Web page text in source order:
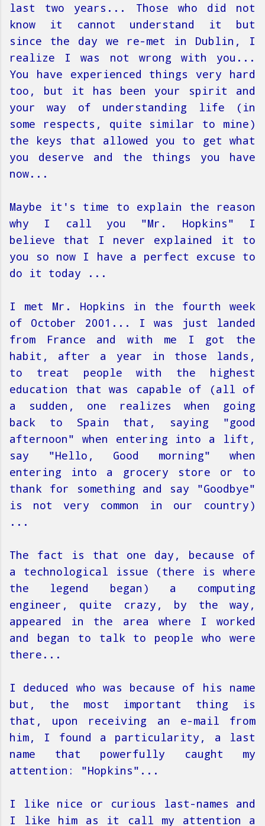
last two years... Those who did not
know it cannot understand it but
since the day we re-met in Dublin, I
realize I was not wrong with you...
You have experienced things very hard
too, but it has been your spirit and
your way of understanding life (in
some respects, quite similar to mine)
the keys that allowed you to get what
you deserve and the things you have
now...
Maybe it's time to explain the reason
why I call you "Mr. Hopkins" I
believe that I never explained it to
you so now I have a perfect excuse to
do it today ...
I met Mr. Hopkins in the fourth week
of October 2001... I was just landed
from France and with me I got the
habit, after a year in those lands,
to treat people with the highest
education that was capable of (all of
a sudden, one realizes when going
back to Spain that, saying "good
afternoon" when entering into a lift,
say "Hello, Good morning" when
entering into a grocery store or to
thank for something and say "Goodbye"
is not very common in our country)
...
The fact is that one day, because of
a technological issue (there is where
the legend began) a computing
engineer, quite crazy, by the way,
appeared in the area where I worked
and began to talk to people who were
there...
I deduced who was because of his name
but, the most important thing is
that, upon receiving an e-mail from
him, I found a particularity, a last
name that powerfully caught my
attention: "Hopkins"...
I like nice or curious last-names and
I like him as it call my attention a